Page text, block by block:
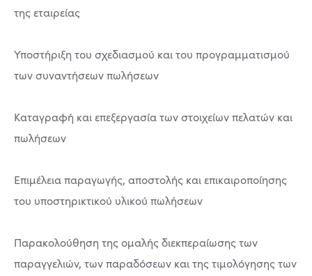
της εταιρείας
Υποστήριξη του σχεδιασμού και του προγραμματισμού
των συναντήσεων πωλήσεων
Καταγραφή και επεξεργασία των στοιχείων πελατών και
πωλήσεων
Επιμέλεια παραγωγής, αποστολής και επικαιροποίησης
του υποστηρικτικού υλικού πωλήσεων
Παρακολούθηση της ομαλής διεκπεραίωσης των
παραγγελιών, των παραδόσεων και της τιμολόγησης των